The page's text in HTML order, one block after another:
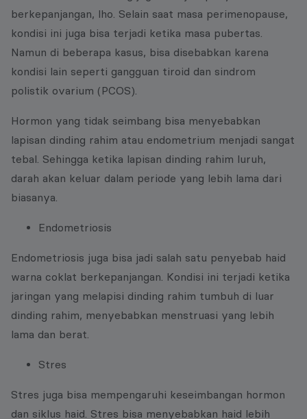
berkepanjangan, lho. Selain saat masa perimenopause,
kondisi ini juga bisa terjadi ketika masa pubertas.
Namun di beberapa kasus, bisa disebabkan karena
kondisi lain seperti gangguan tiroid dan sindrom
polistik ovarium (PCOS).
Hormon yang tidak seimbang bisa menyebabkan
lapisan dinding rahim atau endometrium menjadi sangat
tebal. Sehingga ketika lapisan dinding rahim luruh,
darah akan keluar dalam periode yang lebih lama dari
biasanya.
Endometriosis
Endometriosis juga bisa jadi salah satu penyebab haid
warna coklat berkepanjangan. Kondisi ini terjadi ketika
jaringan yang melapisi dinding rahim tumbuh di luar
dinding rahim, menyebabkan menstruasi yang lebih
lama dan berat.
Stres
Stres juga bisa mempengaruhi keseimbangan hormon
dan siklus haid. Stres bisa menyebabkan haid lebih